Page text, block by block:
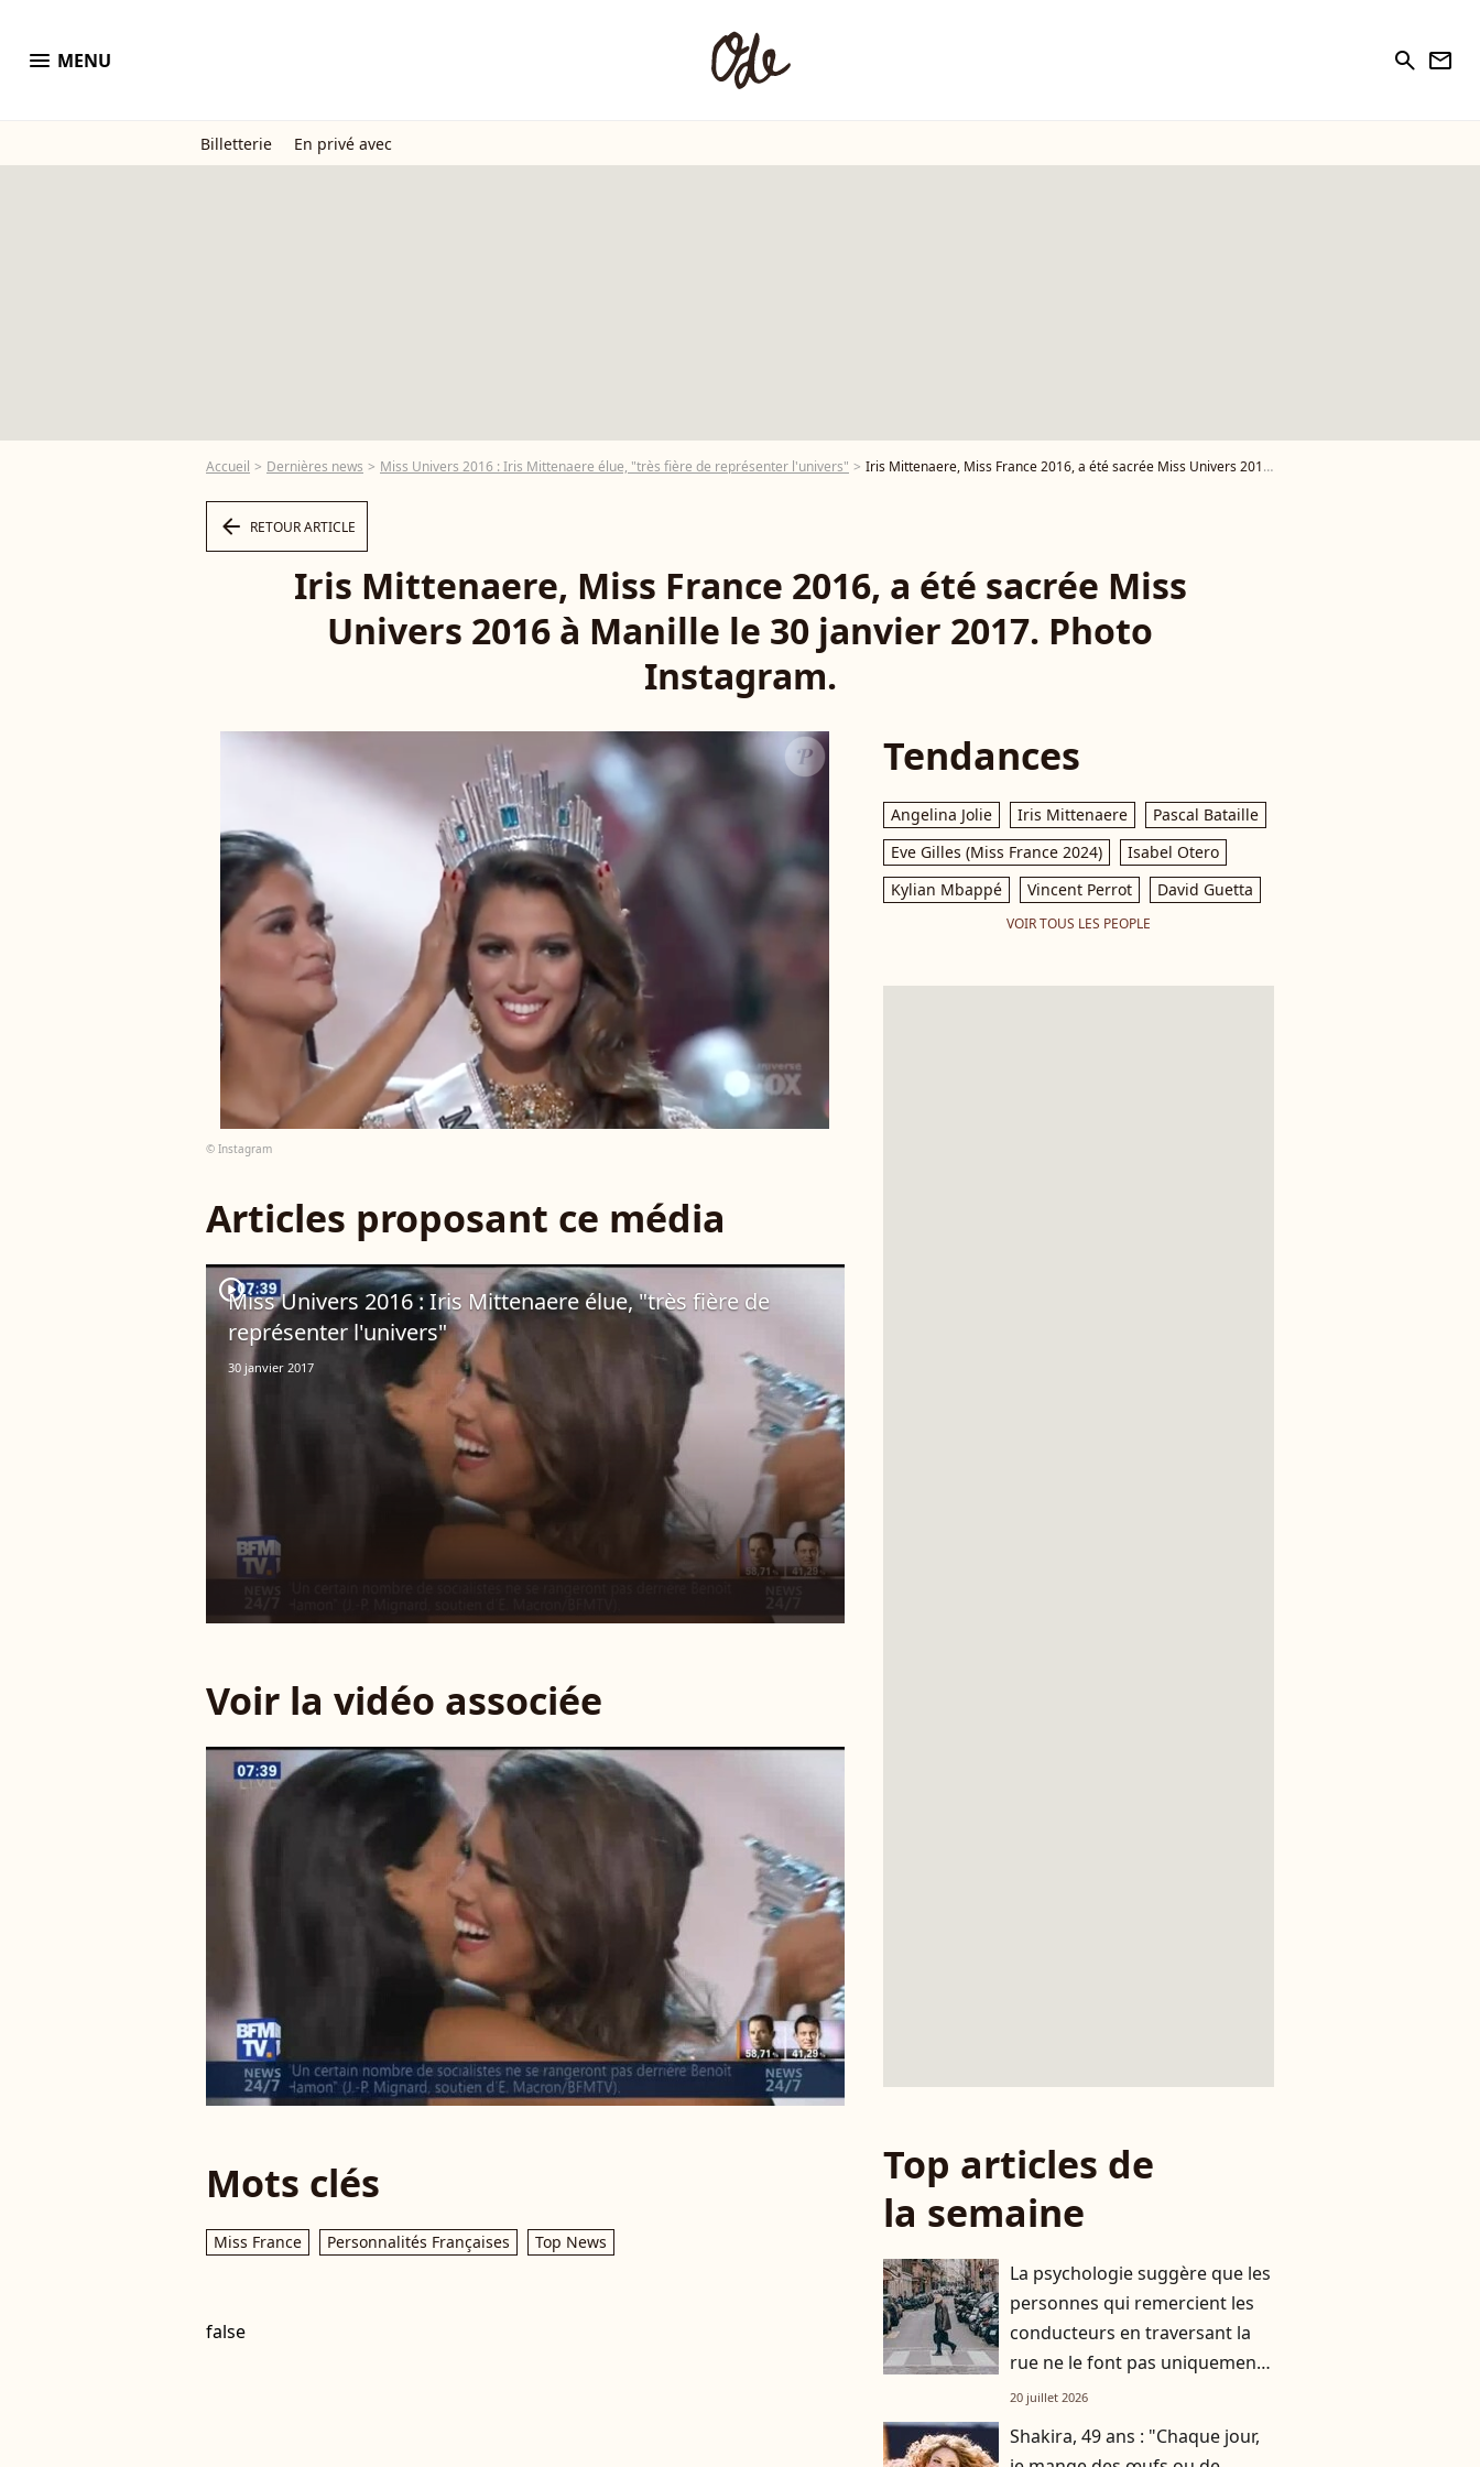
menu MENU search newsletter
Billetterie En privé avec
Accueil Dernières news Miss Univers 2016 : Iris Mittenaere élue, "très fière de représenter l'univers" Iris Mittenaere, Miss France 2016, a été sacrée Miss Univers 2016 à Manille le 30 janvier 2017. Photo Instagram. - Photo
arrow_left RETOUR ARTICLE
Iris Mittenaere, Miss France 2016, a été sacrée Miss
Univers 2016 à Manille le 30 janvier 2017. Photo
Instagram.
© Instagram
Articles proposant ce média
player2
Miss Univers 2016 : Iris Mittenaere élue, "très fière de
représenter l'univers"
30 janvier 2017
Voir la vidéo associée
Mots clés
Miss France Personnalités Françaises Top News
false
Tendances
Angelina Jolie Iris Mittenaere
Pascal Bataille
Eve Gilles (Miss France 2024)
Isabel Otero
Kylian Mbappé
Vincent Perrot David Guetta
VOIR TOUS LES PEOPLE
Top articles de
la semaine
La psychologie suggère que les
personnes qui remercient les
conducteurs en traversant la
rue ne le font pas uniquement
par gratitude
20 juillet 2026
Shakira, 49 ans : "Chaque jour,